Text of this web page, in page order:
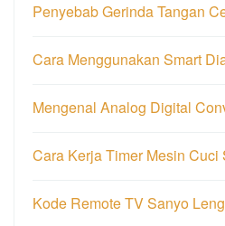
Penyebab Gerinda Tangan
Cara Menggunakan Smart
Mengenal Analog Digital
Cara Kerja Timer Mesin
Kode Remote TV Sanyo